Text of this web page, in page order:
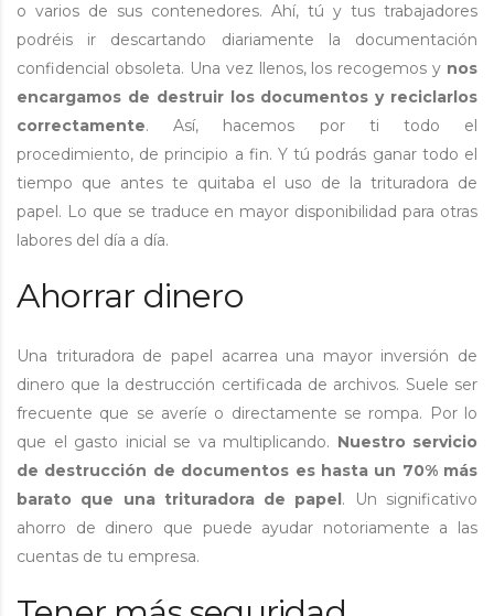
o varios de sus contenedores. Ahí, tú y tus trabajadores
podréis ir descartando diariamente la documentación
confidencial obsoleta. Una vez llenos, los recogemos y nos
encargamos de destruir los documentos y reciclarlos
correctamente. Así, hacemos por ti todo el
procedimiento, de principio a fin. Y tú podrás ganar todo el
tiempo que antes te quitaba el uso de la trituradora de
papel. Lo que se traduce en mayor disponibilidad para otras
labores del día a día.
Ahorrar dinero
Una trituradora de papel acarrea una mayor inversión de
dinero que la destrucción certificada de archivos. Suele ser
frecuente que se averíe o directamente se rompa. Por lo
que el gasto inicial se va multiplicando. Nuestro servicio
de destrucción de documentos es hasta un 70% más
barato que una trituradora de papel. Un significativo
ahorro de dinero que puede ayudar notoriamente a las
cuentas de tu empresa.